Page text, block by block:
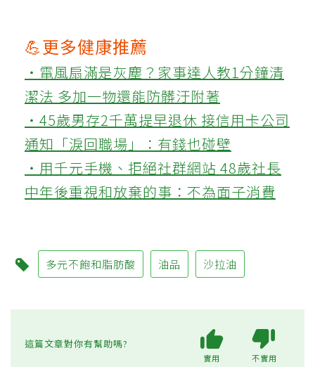
💪更多健康推薦
‧電風扇滿是灰塵？家事達人教1分鐘清
潔法 多加一物還能防髒汙附著
‧45歲男存2千萬提早退休 接信用卡公司
通知「淚回職場」：有錢也碰壁
‧用千元手機、拒絕社群網站 48歲社長
中年後重視和放棄的事：不為面子消費
多元不飽和脂肪酸 油品 沙拉油
這篇文章對你有幫助嗎?
實用 不實用